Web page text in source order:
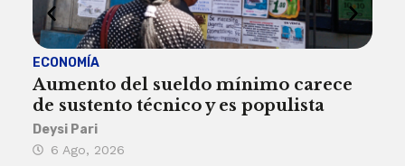
ECONOMÍA
Aumento del sueldo mínimo carece
de sustento técnico y es populista
Deysi Pari
6 Ago, 2026